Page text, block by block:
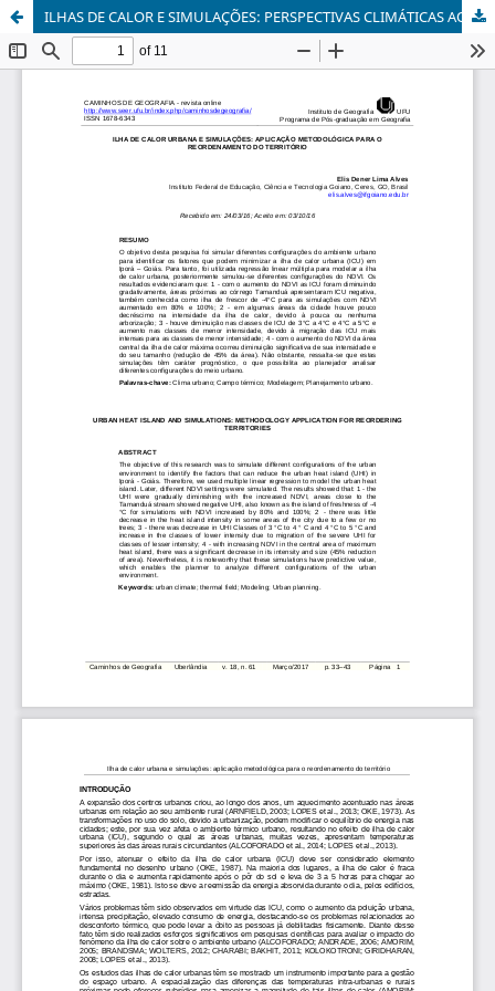
ILHAS DE CALOR E SIMULAÇÕES: PERSPECTIVAS CLIMÁTICAS AO REORDENAMENTO DO TERRITÓRIO